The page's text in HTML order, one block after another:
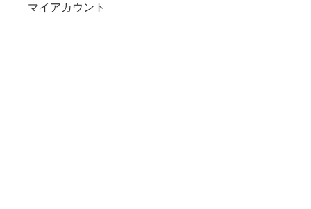
マイアカウント